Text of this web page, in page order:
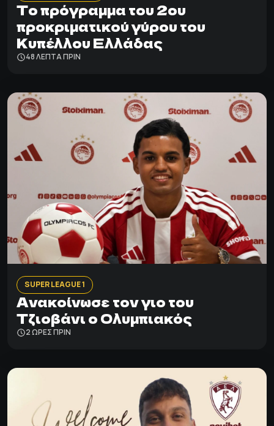
Το πρόγραμμα του 2ου
προκριματικού γύρου του
Κυπέλλου Ελλάδας
48 ΛΕΠΤΑ ΠΡΙΝ
SUPER LEAGUE 1
Ανακοίνωσε τον γιο του
Τζιοβάνι ο Ολυμπιακός
2 ΩΡΕΣ ΠΡΙΝ